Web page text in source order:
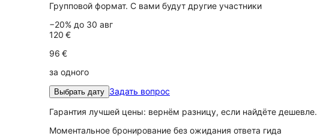
Групповой формат. С вами будут другие участники
−20% до 30 авг
120 €
96 €
за одного
Выбрать дату Задать вопрос
Гарантия лучшей цены: вернём разницу, если найдёте дешевле.
Моментальное бронирование без ожидания ответа гида